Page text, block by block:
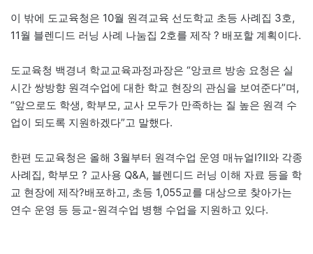
이 밖에 도교육청은 10월 원격교육 선도학교 초등 사례집 3호,
11월 블렌디드 러닝 사례 나눔집 2호를 제작 ? 배포할 계획이다.
도교육청 백경녀 학교교육과정과장은 “앙코르 방송 요청은 실
시간 쌍방향 원격수업에 대한 학교 현장의 관심을 보여준다”며,
“앞으로도 학생, 학부모, 교사 모두가 만족하는 질 높은 원격 수
업이 되도록 지원하겠다”고 말했다.
한편 도교육청은 올해 3월부터 원격수업 운영 매뉴얼Ⅰ?Ⅱ와 각종
사례집, 학부모 ? 교사용 Q&A, 블렌디드 러닝 이해 자료 등을 학
교 현장에 제작?배포하고, 초등 1,055교를 대상으로 찾아가는
연수 운영 등 등교-원격수업 병행 수업을 지원하고 있다.